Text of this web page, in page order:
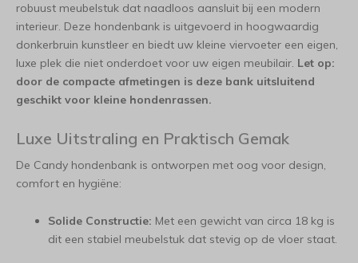
robuust meubelstuk dat naadloos aansluit bij een modern
interieur. Deze hondenbank is uitgevoerd in hoogwaardig
donkerbruin kunstleer en biedt uw kleine viervoeter een eigen,
luxe plek die niet onderdoet voor uw eigen meubilair. Let op:
door de compacte afmetingen is deze bank uitsluitend
geschikt voor kleine hondenrassen.
Luxe Uitstraling en Praktisch Gemak
De Candy hondenbank is ontworpen met oog voor design,
comfort en hygiëne:
Solide Constructie: Met een gewicht van circa 18 kg is
dit een stabiel meubelstuk dat stevig op de vloer staat.